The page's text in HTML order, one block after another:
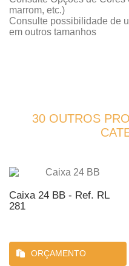
marrom, etc.)
Consulte possibilidade de
em outros tamanhos
30 OUTROS
Caixa 24 BB - Ref. RL
281
ORÇAMENTO